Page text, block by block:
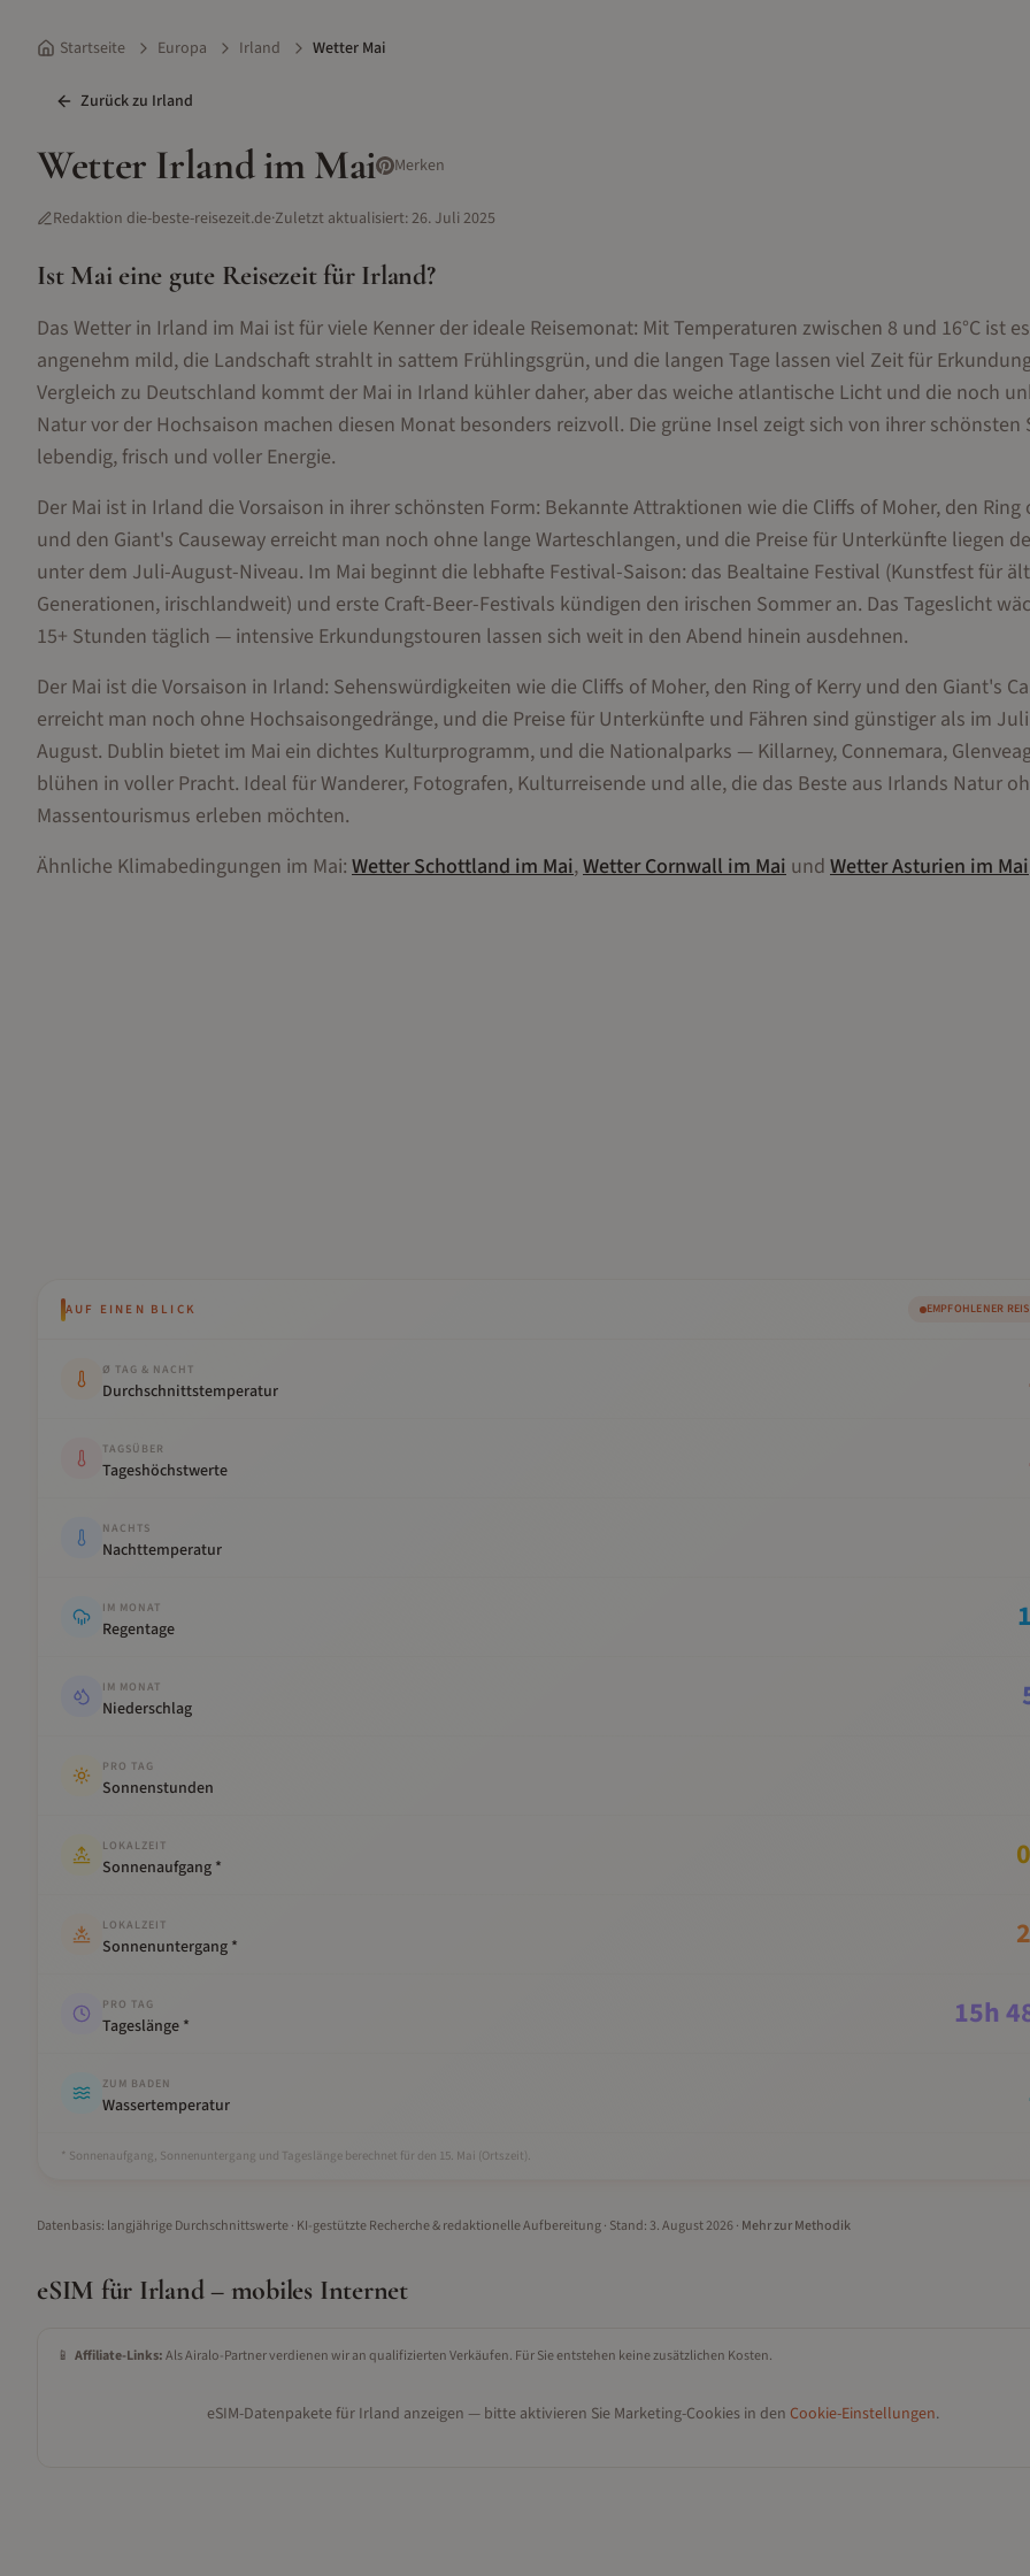
Startseite Europa Irland Wetter Mai
Zurück zu Irland
Wetter Irlandim Mai Merken
Redaktion die-beste-reisezeit.de·Zuletzt aktualisiert:26. Juli 2025
Ist Maieine gute Reisezeit für Irland?
Das Wetter in Irland im Mai ist für viele Kenner der ideale Reisemonat: Mit Temperaturen zwischen 8 und 16°C ist es
angenehm mild, die Landschaft strahlt in sattem Frühlingsgrün, und die langen Tage lassen viel Zeit für
Vergleich zu Deutschland kommt der Mai in Irland kühler daher, aber das weiche atlantische Licht und die noch
Natur vor der Hochsaison machen diesen Monat besonders reizvoll. Die grüne Insel zeigt sich von ihrer schönsten
lebendig, frisch und voller Energie.
Der Mai ist in Irland die Vorsaison in ihrer schönsten Form: Bekannte Attraktionen wie die Cliffs of Moher, den Ring
und den Giant's Causeway erreicht man noch ohne lange Warteschlangen, und die Preise für Unterkünfte liegen
unter dem Juli-August-Niveau. Im Mai beginnt die lebhafte Festival-Saison: das Bealtaine Festival (Kunstfest für
Generationen, irischlandweit) und erste Craft-Beer-Festivals kündigen den irischen Sommer an. Das Tageslicht
15+ Stunden täglich — intensive Erkundungstouren lassen sich weit in den Abend hinein ausdehnen.
Der Mai ist die Vorsaison in Irland: Sehenswürdigkeiten wie die Cliffs of Moher, den Ring of Kerry und den Giant's
erreicht man noch ohne Hochsaisongedränge, und die Preise für Unterkünfte und Fähren sind günstiger als im
August. Dublin bietet im Mai ein dichtes Kulturprogramm, und die Nationalparks — Killarney, Connemara,
blühen in voller Pracht. Ideal für Wanderer, Fotografen, Kulturreisende und alle, die das Beste aus Irlands Natur
Massentourismus erleben möchten.
Ähnliche Klimabedingungen im Mai: WetterSchottlandimMai,WetterCornwallimMai und WetterAsturienimMai
AUF EINEN BLICK EMPFOHLENER
Ø TAG & NACHT
Durchschnittstemperatur
TAGSÜBER
Tageshöchstwerte
NACHTS
Nachttemperatur
IM MONAT
Regentage
IM MONAT
Niederschlag
PRO TAG
Sonnenstunden
LOKALZEIT
Sonnenaufgang *
LOKALZEIT
Sonnenuntergang *
PRO TAG
Tageslänge * 15h
ZUM BADEN
Wassertemperatur
* Sonnenaufgang, Sonnenuntergang und Tageslänge berechnet für den 15. Mai (Ortszeit).
Datenbasis: langjährige Durchschnittswerte · KI-gestützte Recherche & redaktionelle Aufbereitung· Stand: 3. August 2026· Mehr zur Methodik
eSIM für Irland– mobiles Internet
📱 Affiliate-Links:Als Airalo-Partner verdienen wir an qualifizierten Verkäufen. Für Sie entstehen keine zusätzlichen Kosten.
eSIM-Datenpakete für Irland anzeigen — bitte aktivieren Sie Marketing-Cookies in den Cookie-Einstellungen.